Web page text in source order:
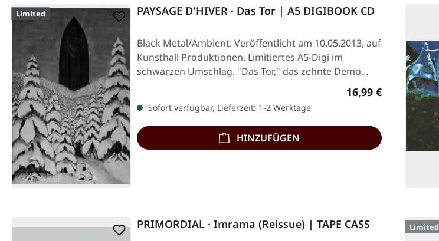
Limited PAYSAGE D'HIVER · Das Tor | A5 DIGIBOOK CD
Black Metal/Ambient. Veröffentlicht am 10.05.2013, auf
Kunsthall Produktionen. Limitiertes A5-Digi im
schwarzen Umschlag. "Das Tor," das zehnte Demo…
Regulärer Preis:
16,99 €
Sofort verfügbar, Lieferzeit: 1-2 Werktage
HINZUFÜGEN
PRIMORDIAL · Imrama (Reissue) | TAPE CASS Limited